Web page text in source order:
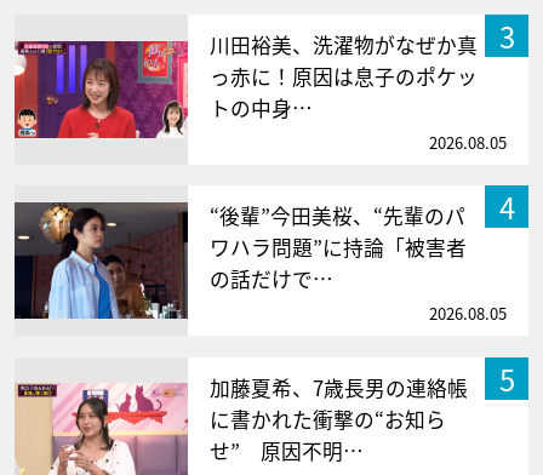
3
川田裕美、洗濯物がなぜか真
っ赤に！原因は息子のポケッ
トの中身…
2026.08.05
4
“後輩”今田美桜、“先輩のパ
ワハラ問題”に持論「被害者
の話だけで…
2026.08.05
5
加藤夏希、7歳長男の連絡帳
に書かれた衝撃の“お知ら
せ” 原因不明…